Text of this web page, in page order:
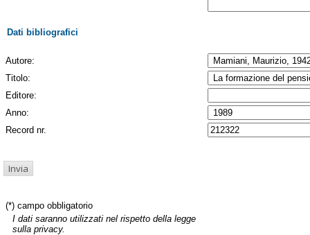
Dati bibliografici
Autore:
Titolo:
Editore:
Anno:
Record nr.
(*) campo obbligatorio
I dati saranno utilizzati nel rispetto della legge
sulla privacy.